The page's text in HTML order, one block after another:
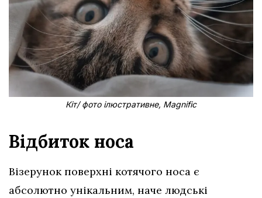
Кіт/ фото ілюстративне, Magnific
Відбиток носа
Візерунок поверхні котячого носа є
абсолютно унікальним, наче людські